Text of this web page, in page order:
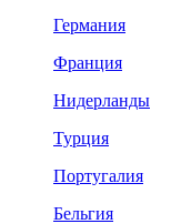
Германия
Франция
Нидерланды
Турция
Португалия
Бельгия